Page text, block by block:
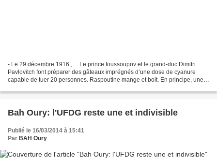
- Le 29 décembre 1916 , …Le prince Ioussoupov et le grand-duc Dimitri
Pavlovitch font préparer des gâteaux imprégnés d’une dose de cyanure
capable de tuer 20 personnes. Raspoutine mange et boit. En principe, une
Bah Oury: l'UFDG reste une et indivisible
Publié le 16/03/2014 à 15:41
Par BAH Oury